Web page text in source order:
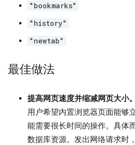
"bookmarks"
"history"
"newtab"
最佳做法
提高网页速度并缩减网页大小。
用户希望内置浏览器页面能够
能需要很长时间的操作。具体
数据库资源。发出网络请求时